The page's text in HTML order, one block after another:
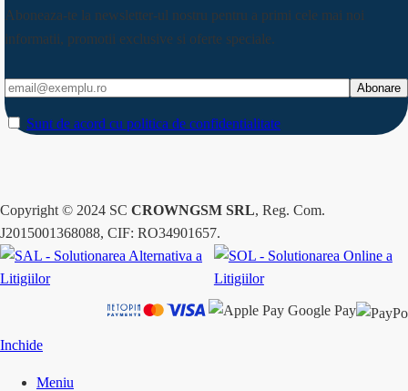
Aboneaza-te la newsletter-ul nostru pentru a primi cele mai noi
informatii, promotii exclusive si oferte speciale.
Sunt de acord cu politica de confidentialitate
Copyright © 2024 SC CROWNGSM SRL, Reg. Com.
J2015001368088, CIF: RO34901657.
Inchide
Meniu